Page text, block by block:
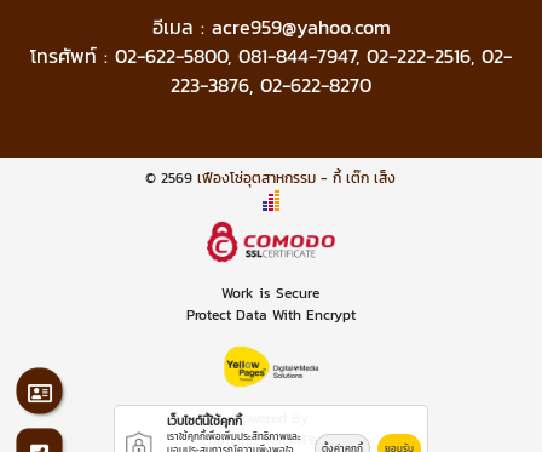
อีเมล : acre959@yahoo.com
โทรศัพท์ : 02-622-5800, 081-844-7947, 02-222-2516, 02-
223-3876, 02-622-8270
© 2569เฟืองโซ่อุตสาหกรรม - กี้ เต๊ก เส็ง
Work is Secure
Protect Data With Encrypt
Powered By
Thailand YellowPages
เว็บไซต์นี้ใช้คุกกี้
เราใช้คุกกี้เพื่อเพิ่มประสิทธิภาพและ
ตั้งค่าคุกกี้ ยอมรับ